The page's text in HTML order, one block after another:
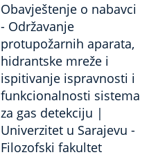
Obavještenje o nabavci
- Održavanje
protupožarnih aparata,
hidrantske mreže i
ispitivanje ispravnosti i
funkcionalnosti sistema
za gas detekciju |
Univerzitet u Sarajevu -
Filozofski fakultet